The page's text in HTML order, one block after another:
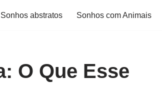
Sonhos abstratos Sonhos com Animais
O Que Esse